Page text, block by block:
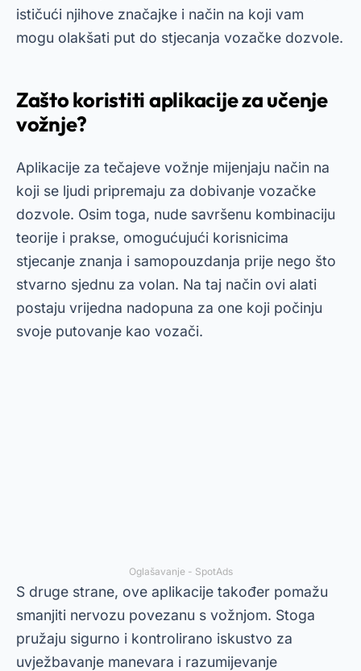
ističući njihove značajke i način na koji vam
mogu olakšati put do stjecanja vozačke dozvole.
Zašto koristiti aplikacije za učenje
vožnje?
Aplikacije za tečajeve vožnje mijenjaju način na
koji se ljudi pripremaju za dobivanje vozačke
dozvole. Osim toga, nude savršenu kombinaciju
teorije i prakse, omogućujući korisnicima
stjecanje znanja i samopouzdanja prije nego što
stvarno sjednu za volan. Na taj način ovi alati
postaju vrijedna nadopuna za one koji počinju
svoje putovanje kao vozači.
Oglašavanje - SpotAds
S druge strane, ove aplikacije također pomažu
smanjiti nervozu povezanu s vožnjom. Stoga
pružaju sigurno i kontrolirano iskustvo za
uvježbavanje manevara i razumijevanje